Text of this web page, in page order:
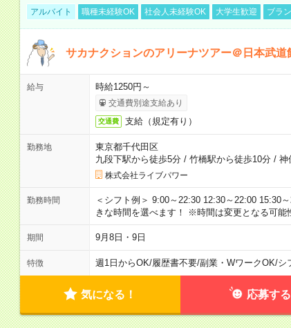
アルバイト 職種未経験OK 社会人未経験OK 大学生歓迎 ブラ
サカナクションのアリーナツアー＠日本武道
給与 時給1250円～
交通費別途支給あり
交通費 支給（規定有り）
勤務地
東京都千代田区
九段下駅から徒歩5分/ 竹橋駅から徒歩10分/ 神
株式会社ライブパワー
勤務時間
＜シフト例＞ 9:00～22:30 12:30～22:00 15:30
きな時間を選べます！ ※時間は変更となる可能
期間 9月8日・9日
特徴 週1日からOK/履歴書不要/副業・WワークOK/シ
気になる！ 応募する